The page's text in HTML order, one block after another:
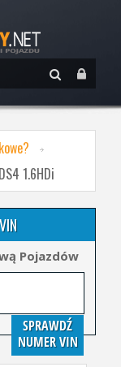
1.6HDi
Pojazdów
SPRAWDŹ
NUMER VIN